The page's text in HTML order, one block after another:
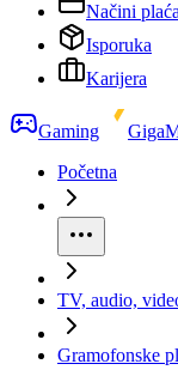
Načini
Isporuka
Karijera
Gaming
Početna
TV, audio,
Gramofonske